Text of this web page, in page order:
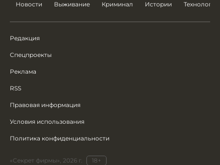
Новости Выживание Криминал Истории Технологии
Редакция
Спецпроекты
Реклама
RSS
Правовая информация
Условия использования
Политика конфиденциальности
«Секрет фирмы», 2026 г. 18+